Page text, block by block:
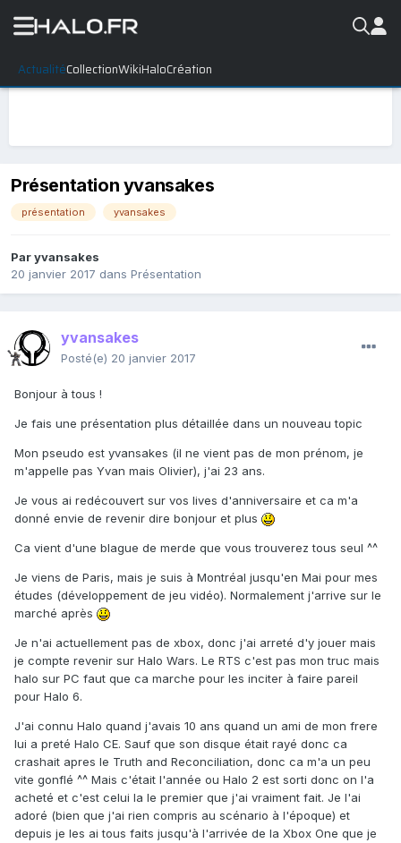
ActualitéCollectionWikiHaloCréation
Présentation yvansakes
présentation yvansakes
Paryvansakes
20 janvier 2017 dans Présentation
yvansakes
Posté(e) 20 janvier 2017
Bonjour à tous !
Je fais une présentation plus détaillée dans un nouveau topic
Mon pseudo est yvansakes (il ne vient pas de mon prénom, je
m'appelle pas Yvan mais Olivier), j'ai 23 ans.
Je vous ai redécouvert sur vos lives d'anniversaire et ca m'a
donné envie de revenir dire bonjour et plus
Ca vient d'une blague de merde que vous trouverez tous seul ^^
Je viens de Paris, mais je suis à Montréal jusqu'en Mai pour mes
études (développement de jeu vidéo). Normalement j'arrive sur le
marché après
Je n'ai actuellement pas de xbox, donc j'ai arreté d'y jouer mais
je compte revenir sur Halo Wars. Le RTS c'est pas mon truc mais
halo sur PC faut que ca marche pour les inciter à faire pareil
pour Halo 6.
J'ai connu Halo quand j'avais 10 ans quand un ami de mon frere
lui a preté Halo CE. Sauf que son disque était rayé donc ca
crashait apres le Truth and Reconciliation, donc ca m'a un peu
vite gonflé ^^ Mais c'était l'année ou Halo 2 est sorti donc on l'a
acheté et c'est celui la le premier que j'ai vraiment fait. Je l'ai
adoré (bien que j'ai rien compris au scénario à l'époque) et
depuis je les ai tous faits jusqu'à l'arrivée de la Xbox One que je